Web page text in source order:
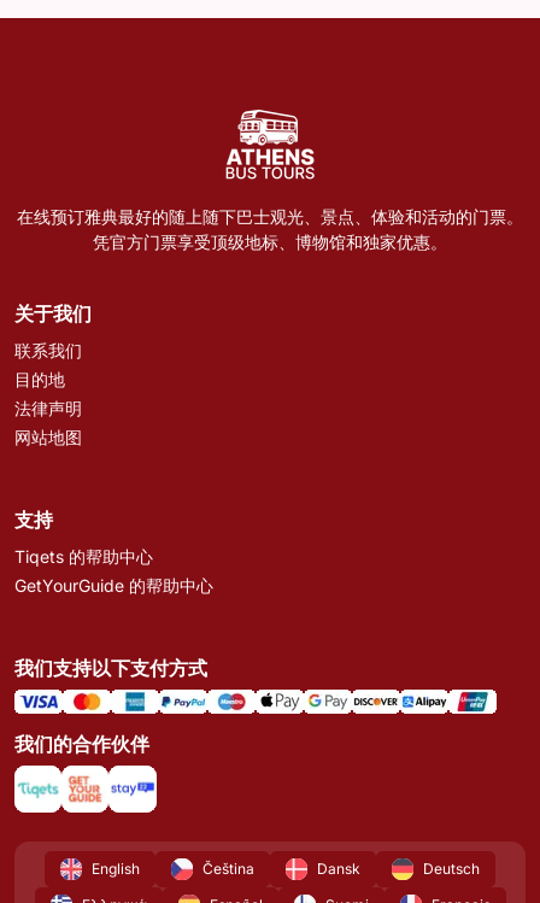
在线预订雅典最好的随上随下巴士观光、景点、体验和活动的门票。
凭官方门票享受顶级地标、博物馆和独家优惠。
关于我们
联系我们
目的地
法律声明
网站地图
支持
Tiqets 的帮助中心
GetYourGuide 的帮助中心
我们支持以下支付方式
我们的合作伙伴
English Čeština Dansk
Deutsch